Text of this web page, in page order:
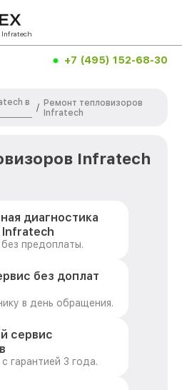
+7 (495) 152-68-30
в
/ Ремонт тепловизоров
Infratech
Infratech
диагностика
Infratech
предоплаты.
без доплат
в день обращения.
сервис
гарантией 3 года.